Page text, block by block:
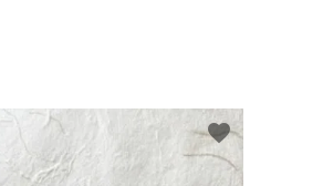
favorite